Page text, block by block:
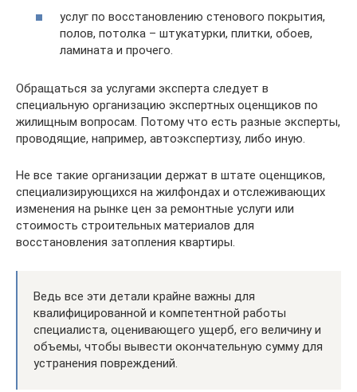
услуг по восстановлению стенового покрытия,
полов, потолка – штукатурки, плитки, обоев,
ламината и прочего.
Обращаться за услугами эксперта следует в
специальную организацию экспертных оценщиков по
жилищным вопросам. Потому что есть разные эксперты,
проводящие, например, автоэкспертизу, либо иную.
Не все такие организации держат в штате оценщиков,
специализирующихся на жилфондах и отслеживающих
изменения на рынке цен за ремонтные услуги или
стоимость строительных материалов для
восстановления затопления квартиры.
Ведь все эти детали крайне важны для
квалифицированной и компетентной работы
специалиста, оценивающего ущерб, его величину и
объемы, чтобы вывести окончательную сумму для
устранения повреждений.